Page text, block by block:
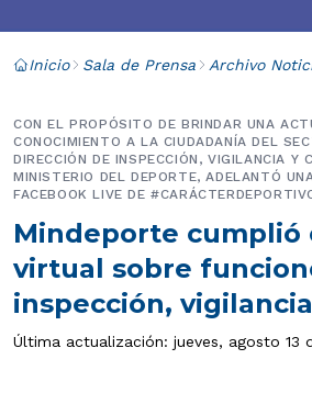
Inicio Sala de Prensa Archivo
Mindeporte cumplió
virtual sobre
inspección,
CON EL PROPÓSITO DE BRINDAR UNA
CONOCIMIENTO A LA CIUDADANÍA DEL
DIRECCIÓN DE INSPECCIÓN, VIGILANCIA Y
MINISTERIO DEL DEPORTE, ADELANTÓ
FACEBOOK LIVE DE
Última actualización: jueves, agosto 13